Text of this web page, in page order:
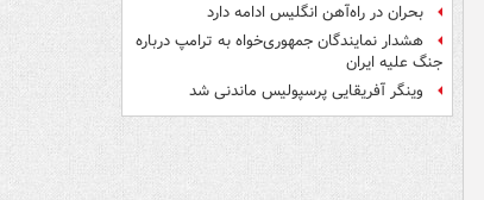
بحران در راه‌آهن انگلیس ادامه دارد
هشدار نمایندگان جمهوری‌خواه به ترامپ درباره
جنگ علیه ایران
وینگر آفریقایی پرسپولیس ماندنی شد